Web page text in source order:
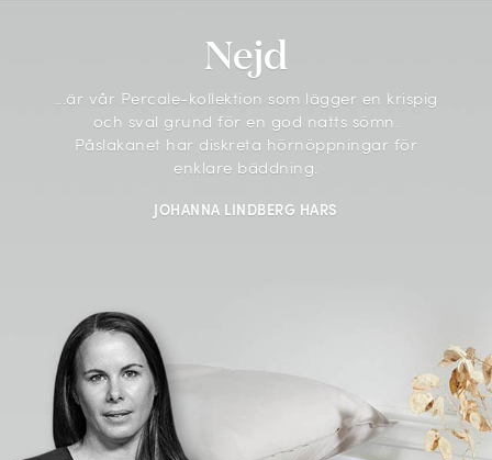
Nejd
...är vår Percale-kollektion som lägger en krispig
och sval grund för en god natts sömn.
Påslakanet har diskreta hörnöppningar för
enklare bäddning.
JOHANNA LINDBERG HARS